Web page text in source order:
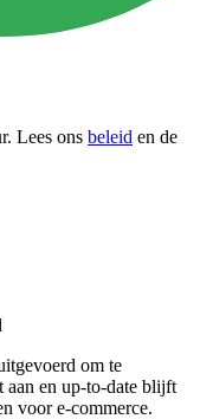
. Lees ons beleid en de
om te
aan en up-to-date blijft
voor e-commerce.